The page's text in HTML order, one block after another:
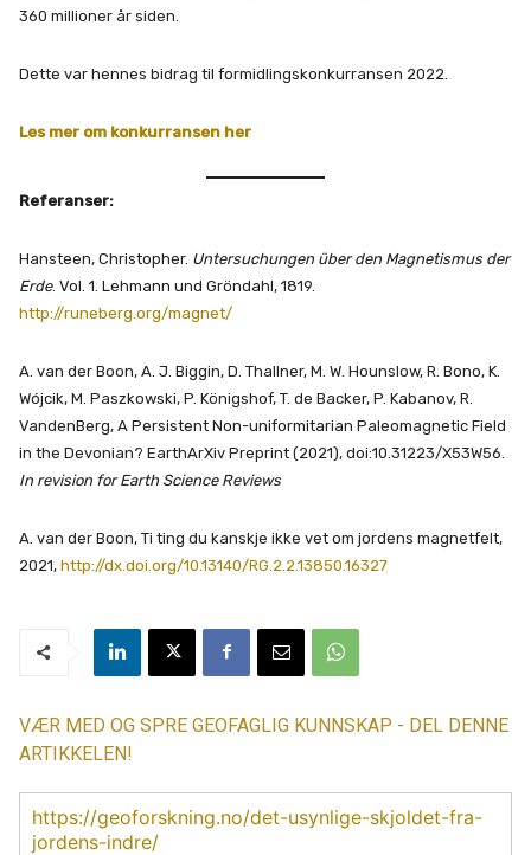
360 millioner år siden.
Dette var hennes bidrag til formidlingskonkurransen 2022.
Les mer om konkurransen her
Referanser:
Hansteen, Christopher. Untersuchungen über den Magnetismus der
Erde. Vol. 1. Lehmann und Gröndahl, 1819.
http://runeberg.org/magnet/
A. van der Boon, A. J. Biggin, D. Thallner, M. W. Hounslow, R. Bono, K.
Wójcik, M. Paszkowski, P. Königshof, T. de Backer, P. Kabanov, R.
VandenBerg, A Persistent Non-uniformitarian Paleomagnetic Field
in the Devonian? EarthArXiv Preprint (2021), doi:10.31223/X53W56.
In revision for Earth Science Reviews
A. van der Boon, Ti ting du kanskje ikke vet om jordens magnetfelt,
2021, http://dx.doi.org/10.13140/RG.2.2.13850.16327
VÆR MED OG SPRE GEOFAGLIG KUNNSKAP - DEL DENNE
ARTIKKELEN!
https://geoforskning.no/det-usynlige-skjoldet-fra-
jordens-indre/